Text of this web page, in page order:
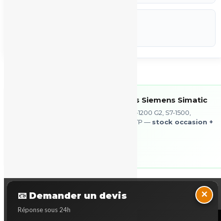
Voir tous nos produits Siemens Simatic
S7-200, S7-300, S7-1200, S7-1200 G2, S7-1500,
ET 200SP, IHM TP/OP/KP/MTP — stock occasion +
📧 Demander un devis
Réponse sous 24h
×
Back to Top